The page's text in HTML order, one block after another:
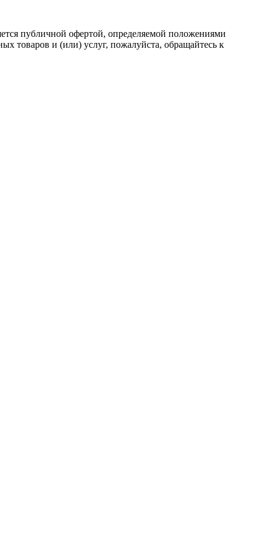
публичной офертой, определяемой положениями
товаров и (или) услуг, пожалуйста, обращайтесь к